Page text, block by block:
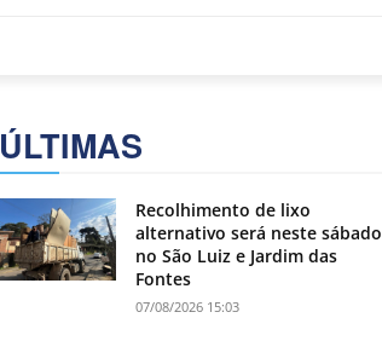
ÚLTIMAS
Recolhimento de lixo
alternativo será neste sábado
no São Luiz e Jardim das
Fontes
07/08/2026 15:03